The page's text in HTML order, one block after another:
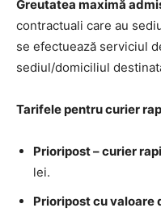
Greutatea maximă
contractuali care au
se efectuează serviciul
sediul/domiciliul
Tarifele pentru curier
Prioripost – curier
lei.
Prioripost cu valoare